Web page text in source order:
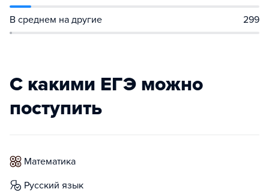
В среднем на другие 299
С какими ЕГЭ можно
поступить
математика
русский язык